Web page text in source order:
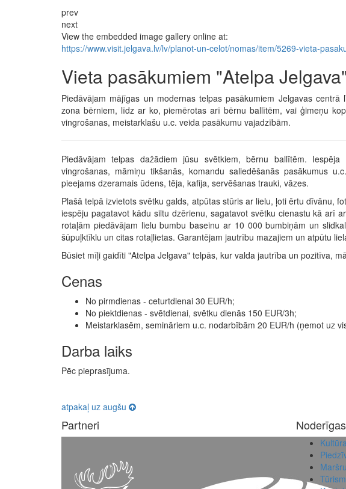
prev
next
View the embedded image gallery online at:
https://www.visit.jelgava.lv/lv/planot-un-celot/nomas/item/5269-vieta-
Vieta pasākumiem "Atelpa
Piedāvājam mājīgas un modernas telpas pasākumiem Jelgavas
zona bērniem, līdz ar ko, piemērotas arī bērnu ballītēm, vai ģimeņu
vingrošanas, meistarklašu u.c. veida pasākumu vajadzībām.
Piedāvājam telpas dažādiem jūsu svētkiem, bērnu ballītēm.
vingrošanas, māmiņu tikšanās, komandu saliedēšanās pasākumus
pieejams dzeramais ūdens, tēja, kafija, servēšanas trauki, vāzes.
Plašā telpā izvietots svētku galds, atpūtas stūris ar lielu, ļoti ērtu dīvānu,
iespēju pagatavot kādu siltu dzērienu, sagatavot svētku cienastu kā arī
rotaļām piedāvājam lielu bumbu baseinu ar 10 000 bumbiņām un
šūpuļktīklu un citas rotaļlietas. Garantējam jautrību mazajiem un atpūtu
Būsiet mīļi gaidīti "Atelpa Jelgava" telpās, kur valda jautrība un pozitīva,
Cenas
No pirmdienas - ceturtdienai 30 EUR/h;
No piektdienas - svētdienai, svētku dienās 150 EUR/3h;
Meistarklasēm, semināriem u.c. nodarbībām 20 EUR/h (ņemot uz
Darba laiks
Pēc pieprasījuma.
atpakaļ uz augšu
Partneri